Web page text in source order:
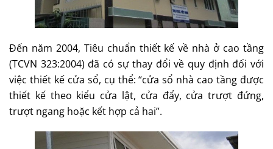
Đến năm 2004, Tiêu chuẩn thiết kế về nhà ở cao tầng
(TCVN 323:2004) đã có sự thay đổi về quy định đối với
việc thiết kế cửa sổ, cụ thể: “cửa sổ nhà cao tầng được
thiết kế theo kiểu cửa lật, cửa đẩy, cửa trượt đứng,
trượt ngang hoặc kết hợp cả hai”.